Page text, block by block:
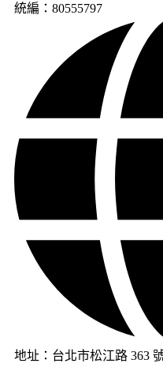
統編：80555797
地址：台北市松江路 363